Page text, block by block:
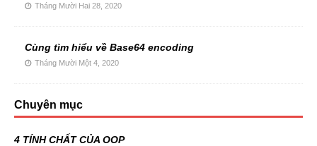
Tháng Mười Hai 28, 2020
Cùng tìm hiểu về Base64 encoding
Tháng Mười Một 4, 2020
Chuyên mục
4 TÍNH CHẤT CỦA OOP